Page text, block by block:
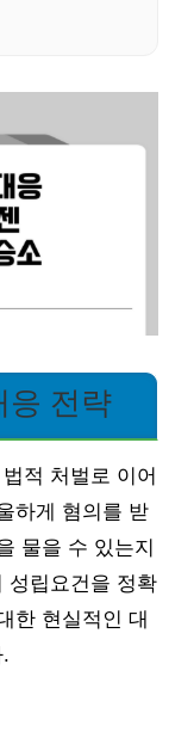
응 전략
적 처벌로 이어
하게 혐의를 받
물을 수 있는지
성립요건을 정확
한 현실적인 대